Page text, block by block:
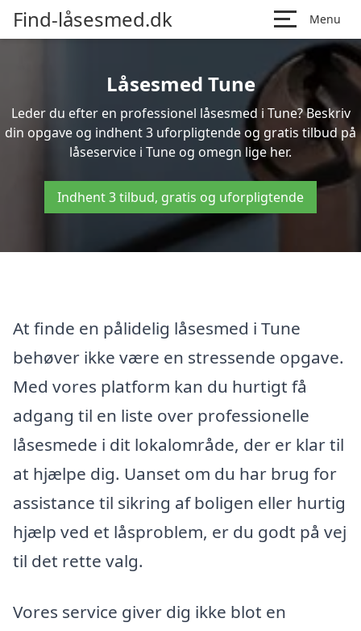
Find-låsesmed.dk Menu
Låsesmed Tune
Leder du efter en professionel låsesmed i Tune? Beskriv
din opgave og indhent 3 uforpligtende og gratis tilbud på
låseservice i Tune og omegn lige her.
Indhent 3 tilbud, gratis og uforpligtende
At finde en pålidelig låsesmed i Tune
behøver ikke være en stressende opgave.
Med vores platform kan du hurtigt få
adgang til en liste over professionelle
låsesmede i dit lokalområde, der er klar til
at hjælpe dig. Uanset om du har brug for
assistance til sikring af boligen eller hurtig
hjælp ved et låsproblem, er du godt på vej
til det rette valg.
Vores service giver dig ikke blot en